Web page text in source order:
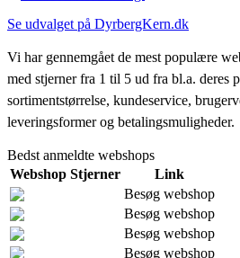
Se udvalget på DyrbergKern.dk
Vi har gennemgået de mest populære
med stjerner fra 1 til 5 ud fra bl.a. deres
sortimentstørrelse, kundeservice,
leveringsformer og betalingsmuligheder.
Bedst anmeldte webshops
Webshop Stjerner
Link
Besøg webshop
Besøg webshop
Besøg webshop
Besøg webshop